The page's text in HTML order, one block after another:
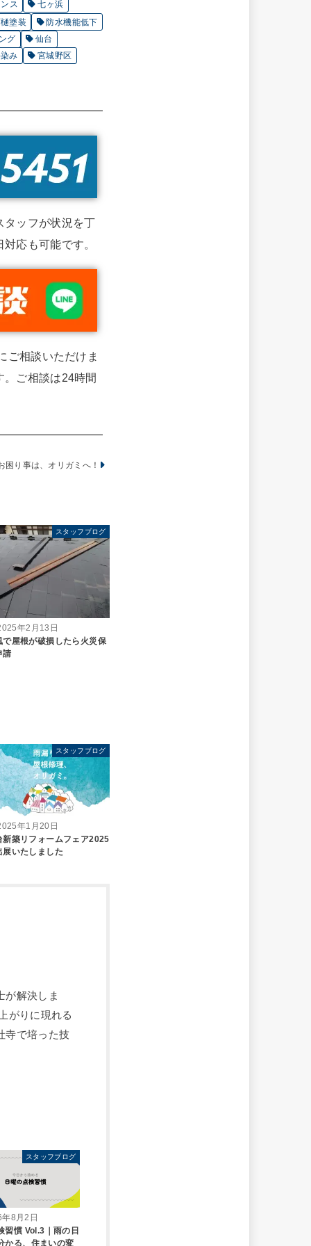
ス
七ヶ浜
塗装
防水機能低下
グ
仙台
み
宮城野区
タッフが状況を丁
応も可能です。
ご相談いただけま
。ご相談は24時間
困り事は、オリガミへ！
スタッフブログ
年2月13日
で屋根が破損したら火災保
請
スタッフブログ
年1月20日
新築リフォームフェア2025
展いたしました
が解決しま
がりに現れる
寺で培った技
スタッフブログ
8月2日
習慣 Vol.3｜雨の日
かる、住まいの変